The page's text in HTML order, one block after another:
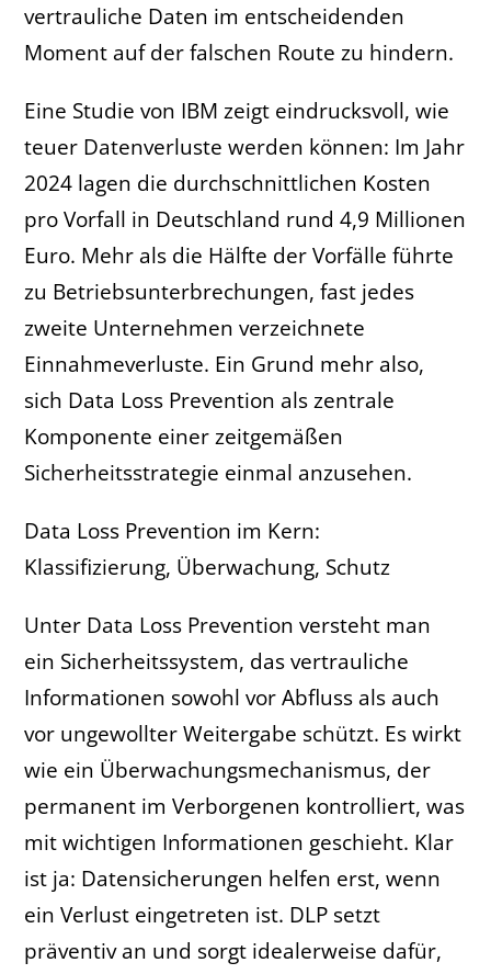
vertrauliche Daten im entscheidenden
Moment auf der falschen Route zu hindern.
Eine Studie von IBM zeigt eindrucksvoll, wie
teuer Datenverluste werden können: Im Jahr
2024 lagen die durchschnittlichen Kosten
pro Vorfall in Deutschland rund 4,9 Millionen
Euro. Mehr als die Hälfte der Vorfälle führte
zu Betriebsunterbrechungen, fast jedes
zweite Unternehmen verzeichnete
Einnahmeverluste. Ein Grund mehr also,
sich Data Loss Prevention als zentrale
Komponente einer zeitgemäßen
Sicherheitsstrategie einmal anzusehen.
Data Loss Prevention im Kern:
Klassifizierung, Überwachung, Schutz
Unter Data Loss Prevention versteht man
ein Sicherheitssystem, das vertrauliche
Informationen sowohl vor Abfluss als auch
vor ungewollter Weitergabe schützt. Es wirkt
wie ein Überwachungsmechanismus, der
permanent im Verborgenen kontrolliert, was
mit wichtigen Informationen geschieht. Klar
ist ja: Datensicherungen helfen erst, wenn
ein Verlust eingetreten ist. DLP setzt
präventiv an und sorgt idealerweise dafür,